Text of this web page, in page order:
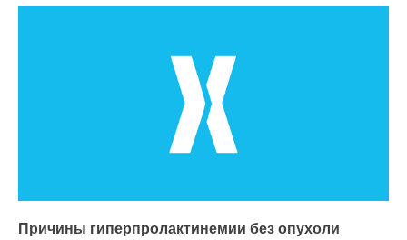
Причины гиперпролактинемии без опухоли